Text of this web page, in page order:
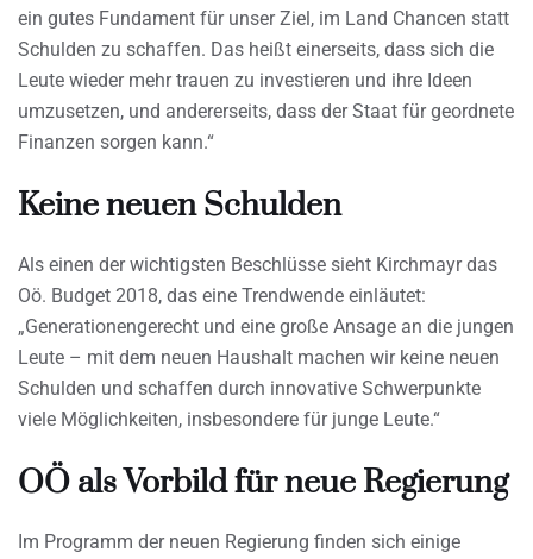
ein gutes Fundament für unser Ziel, im Land Chancen statt
Schulden zu schaffen. Das heißt einerseits, dass sich die
Leute wieder mehr trauen zu investieren und ihre Ideen
umzusetzen, und andererseits, dass der Staat für geordnete
Finanzen sorgen kann.“
Keine neuen Schulden
Als einen der wichtigsten Beschlüsse sieht Kirchmayr das
Oö. Budget 2018, das eine Trendwende einläutet:
„Generationengerecht und eine große Ansage an die jungen
Leute – mit dem neuen Haushalt machen wir keine neuen
Schulden und schaffen durch innovative Schwerpunkte
viele Möglichkeiten, insbesondere für junge Leute.“
OÖ als Vorbild für neue Regierung
Im Programm der neuen Regierung finden sich einige